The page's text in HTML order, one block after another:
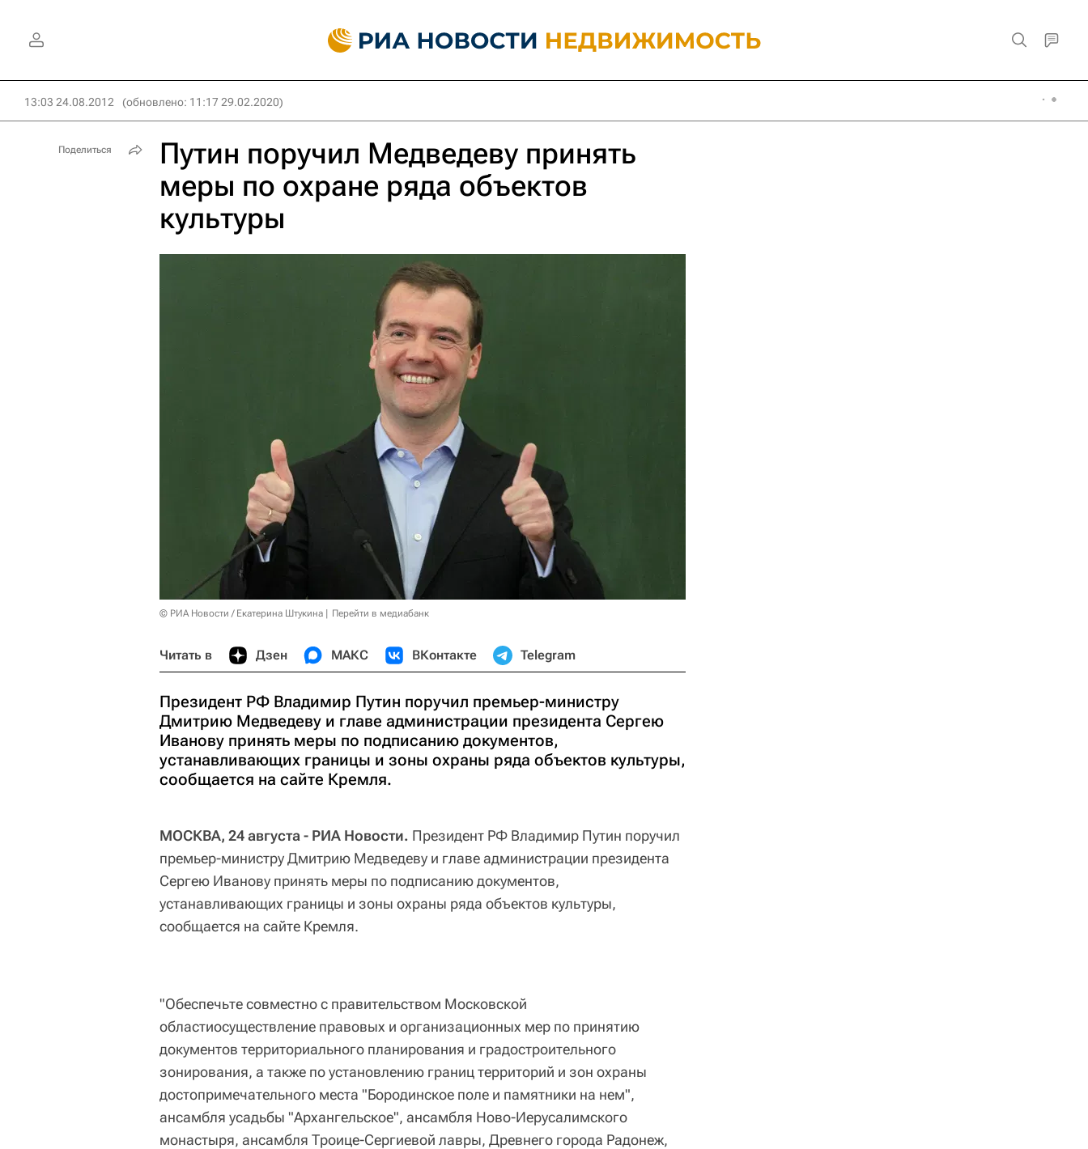
13:03 24.08.2012 (обновлено: 11:17 29.02.2020)
Путин поручил Медведеву принять
меры по охране ряда объектов
культуры
© РИА Новости / Екатерина Штукина Перейти в медиабанк
Читать в Дзен МАКС ВКонтакте Telegram
Президент РФ Владимир Путин поручил премьер-министру
Дмитрию Медведеву и главе администрации президента Сергею
Иванову принять меры по подписанию документов,
устанавливающих границы и зоны охраны ряда объектов культуры,
сообщается на сайте Кремля.
МОСКВА, 24 августа - РИА Новости. Президент РФ Владимир Путин поручил
премьер-министру Дмитрию Медведеву и главе администрации президента
Сергею Иванову принять меры по подписанию документов,
устанавливающих границы и зоны охраны ряда объектов культуры,
сообщается на сайте Кремля.
"Обеспечьте совместно с правительством Московской
областиосуществление правовых и организационных мер по принятию
документов территориального планирования и градостроительного
зонирования, а также по установлению границ территорий и зон охраны
достопримечательного места "Бородинское поле и памятники на нем",
ансамбля усадьбы "Архангельское", ансамбля Ново-Иерусалимского
монастыря, ансамбля Троице-Сергиевой лавры, Древнего города Радонеж,
Поделиться